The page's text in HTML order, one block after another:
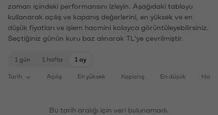
zaman içindeki performansını izleyin. Aşağıdaki tabloyu
kullanarak açılış ve kapanış değerlerini, en yüksek ve en
düşük fiyatları ve işlem hacmini kolayca görüntüleyebilirsiniz.
Seçtiğiniz günün kuru baz alınarak TL'ye çevrilmiştir.
1 gün 1 hafta 1 ay
Tarih Açılış En yüksek Kapanış En düşük
Bu tarih aralığı için veri bulunamadı.